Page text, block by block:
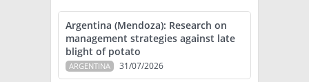
Argentina (Mendoza): Research on
management strategies against late
blight of potato
ARGENTINA 31/07/2026